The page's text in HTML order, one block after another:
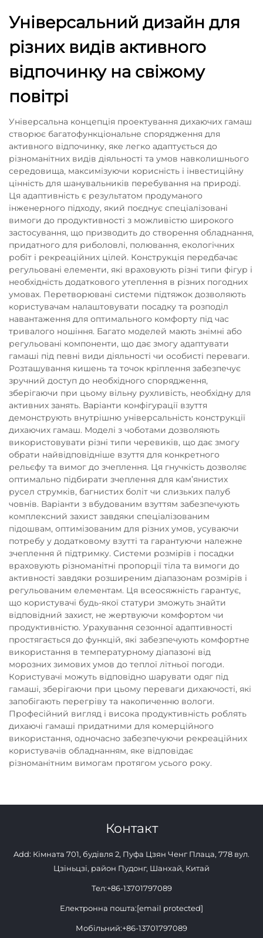
Універсальний дизайн для
різних видів активного
відпочинку на свіжому
повітрі
Універсальна концепція проектування дихаючих гамаш
створює багатофункціональне спорядження для
активного відпочинку, яке легко адаптується до
різноманітних видів діяльності та умов навколишнього
середовища, максимізуючи корисність і інвестиційну
цінність для шанувальників перебування на природі.
Ця адаптивність є результатом продуманого
інженерного підходу, який поєднує спеціалізовані
вимоги до продуктивності з можливістю широкого
застосування, що призводить до створення обладнання,
придатного для риболовлі, полювання, екологічних
робіт і рекреаційних цілей. Конструкція передбачає
регульовані елементи, які враховують різні типи фігур і
необхідність додаткового утеплення в різних погодних
умовах. Перетворювані системи підтяжок дозволяють
користувачам налаштовувати посадку та розподіл
навантаження для оптимального комфорту під час
тривалого ношіння. Багато моделей мають знімні або
регульовані компоненти, що дає змогу адаптувати
гамаші під певні види діяльності чи особисті переваги.
Розташування кишень та точок кріплення забезпечує
зручний доступ до необхідного спорядження,
зберігаючи при цьому вільну рухливість, необхідну для
активних занять. Варіанти конфігурації взуття
демонструють внутрішню універсальність конструкції
дихаючих гамаш. Моделі з чоботами дозволяють
використовувати різні типи черевиків, що дає змогу
обрати найвідповідніше взуття для конкретного
рельєфу та вимог до зчеплення. Ця гнучкість дозволяє
оптимально підбирати зчеплення для кам’янистих
русел струмків, багнистих боліт чи слизьких палуб
човнів. Варіанти з вбудованим взуттям забезпечують
комплексний захист завдяки спеціалізованим
підошвам, оптимізованим для різних умов, усуваючи
потребу у додатковому взутті та гарантуючи належне
зчеплення й підтримку. Системи розмірів і посадки
враховують різноманітні пропорції тіла та вимоги до
активності завдяки розширеним діапазонам розмірів і
регульованим елементам. Ця всеосяжність гарантує,
що користувачі будь-якої статури зможуть знайти
відповідний захист, не жертвуючи комфортом чи
продуктивністю. Урахування сезонної адаптивності
простягається до функцій, які забезпечують комфортне
використання в температурному діапазоні від
морозних зимових умов до теплої літньої погоди.
Користувачі можуть відповідно шарувати одяг під
гамаші, зберігаючи при цьому переваги дихаючості, які
запобігають перегріву та накопиченню вологи.
Професійний вигляд і висока продуктивність роблять
дихаючі гамаші придатними для комерційного
використання, одночасно забезпечуючи рекреаційних
користувачів обладнанням, яке відповідає
різноманітним вимогам протягом усього року.
Контакт
Add: Кімната 701, будівля 2, Пуфа Цзян Ченг Плаца, 778 вул.
Цзіньцзі, район Пудонг, Шанхай, Китай
Тел:+86-13701797089
Електронна пошта:[email protected]
Мобільний:+86-13701797089